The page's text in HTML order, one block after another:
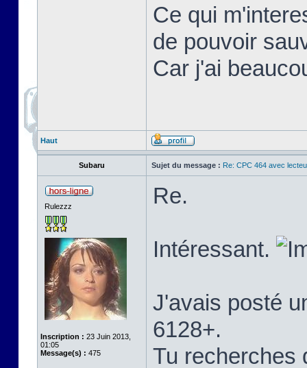
Ce qui
de pouvoir
Car j'ai
Haut
Subaru Sujet du message : Re: CPC 464 avec
Rulezzz
Inscription : 23 Juin 2013,
01:05
Message(s) : 475
Re.
Intéressant.
J'avais posté
6128+.
Tu recherches